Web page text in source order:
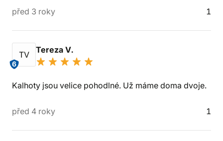
před 3 roky 1
TV
6
Tereza V.
Kalhoty jsou velice pohodlné. Už máme doma dvoje.
před 4 roky 1